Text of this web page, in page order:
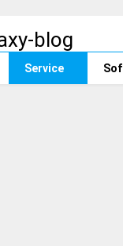
Service